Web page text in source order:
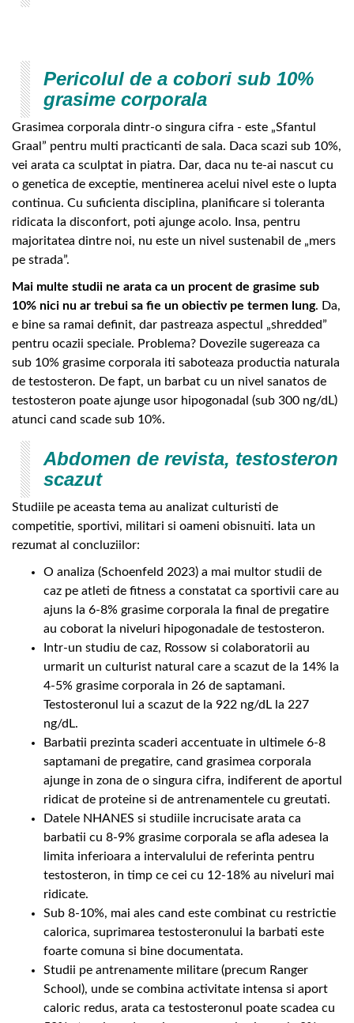
Pericolul de a cobori sub 10%
grasime corporala
Grasimea corporala dintr-o singura cifra - este „Sfantul
Graal” pentru multi practicanti de sala. Daca scazi sub 10%,
vei arata ca sculptat in piatra. Dar, daca nu te-ai nascut cu
o genetica de exceptie, mentinerea acelui nivel este o lupta
continua. Cu suficienta disciplina, planificare si toleranta
ridicata la disconfort, poti ajunge acolo. Insa, pentru
majoritatea dintre noi, nu este un nivel sustenabil de „mers
pe strada”.
Mai multe studii ne arata ca un procent de grasime sub
10% nici nu ar trebui sa fie un obiectiv pe termen lung. Da,
e bine sa ramai definit, dar pastreaza aspectul „shredded”
pentru ocazii speciale. Problema? Dovezile sugereaza ca
sub 10% grasime corporala iti saboteaza productia naturala
de testosteron. De fapt, un barbat cu un nivel sanatos de
testosteron poate ajunge usor hipogonadal (sub 300 ng/dL)
atunci cand scade sub 10%.
Abdomen de revista, testosteron
scazut
Studiile pe aceasta tema au analizat culturisti de
competitie, sportivi, militari si oameni obisnuiti. Iata un
rezumat al concluziilor:
O analiza (Schoenfeld 2023) a mai multor studii de
caz pe atleti de fitness a constatat ca sportivii care au
ajuns la 6-8% grasime corporala la final de pregatire
au coborat la niveluri hipogonadale de testosteron.
Intr-un studiu de caz, Rossow si colaboratorii au
urmarit un culturist natural care a scazut de la 14% la
4-5% grasime corporala in 26 de saptamani.
Testosteronul lui a scazut de la 922 ng/dL la 227
ng/dL.
Barbatii prezinta scaderi accentuate in ultimele 6-8
saptamani de pregatire, cand grasimea corporala
ajunge in zona de o singura cifra, indiferent de aportul
ridicat de proteine si de antrenamentele cu greutati.
Datele NHANES si studiile incrucisate arata ca
barbatii cu 8-9% grasime corporala se afla adesea la
limita inferioara a intervalului de referinta pentru
testosteron, in timp ce cei cu 12-18% au niveluri mai
ridicate.
Sub 8-10%, mai ales cand este combinat cu restrictie
calorica, suprimarea testosteronului la barbati este
foarte comuna si bine documentata.
Studii pe antrenamente militare (precum Ranger
School), unde se combina activitate intensa si aport
caloric redus, arata ca testosteronul poate scadea cu